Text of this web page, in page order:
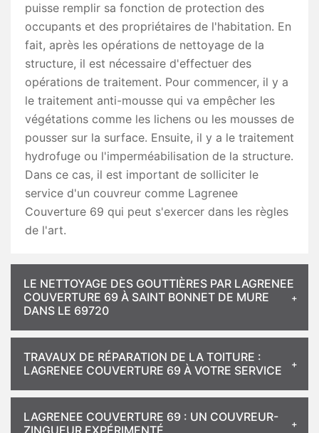
puisse remplir sa fonction de protection des
occupants et des propriétaires de l'habitation. En
fait, après les opérations de nettoyage de la
structure, il est nécessaire d'effectuer des
opérations de traitement. Pour commencer, il y a
le traitement anti-mousse qui va empêcher les
végétations comme les lichens ou les mousses de
pousser sur la surface. Ensuite, il y a le traitement
hydrofuge ou l'imperméabilisation de la structure.
Dans ce cas, il est important de solliciter le
service d'un couvreur comme Lagrenee
Couverture 69 qui peut s'exercer dans les règles
de l'art.
LE NETTOYAGE DES GOUTTIÈRES PAR LAGRENEE
COUVERTURE 69 À SAINT BONNET DE MURE
DANS LE 69720
TRAVAUX DE RÉPARATION DE LA TOITURE :
LAGRENEE COUVERTURE 69 À VOTRE SERVICE
LAGRENEE COUVERTURE 69 : UN COUVREUR-
ZINGUEUR EXPÉRIMENTÉ